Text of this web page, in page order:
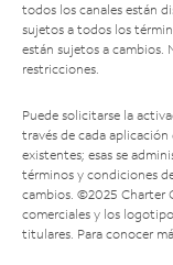
todos los canales están
sujetos a todos los
están sujetos a cambios.
restricciones.
Puede solicitarse la
través de cada
existentes; esas se
términos y condiciones
cambios. ©2025 Charter
comerciales y los
titulares. Para conocer